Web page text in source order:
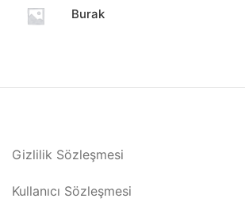
Burak
Gizlilik Sözleşmesi
Kullanıcı Sözleşmesi